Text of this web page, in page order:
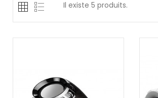
Il existe 5 produits.